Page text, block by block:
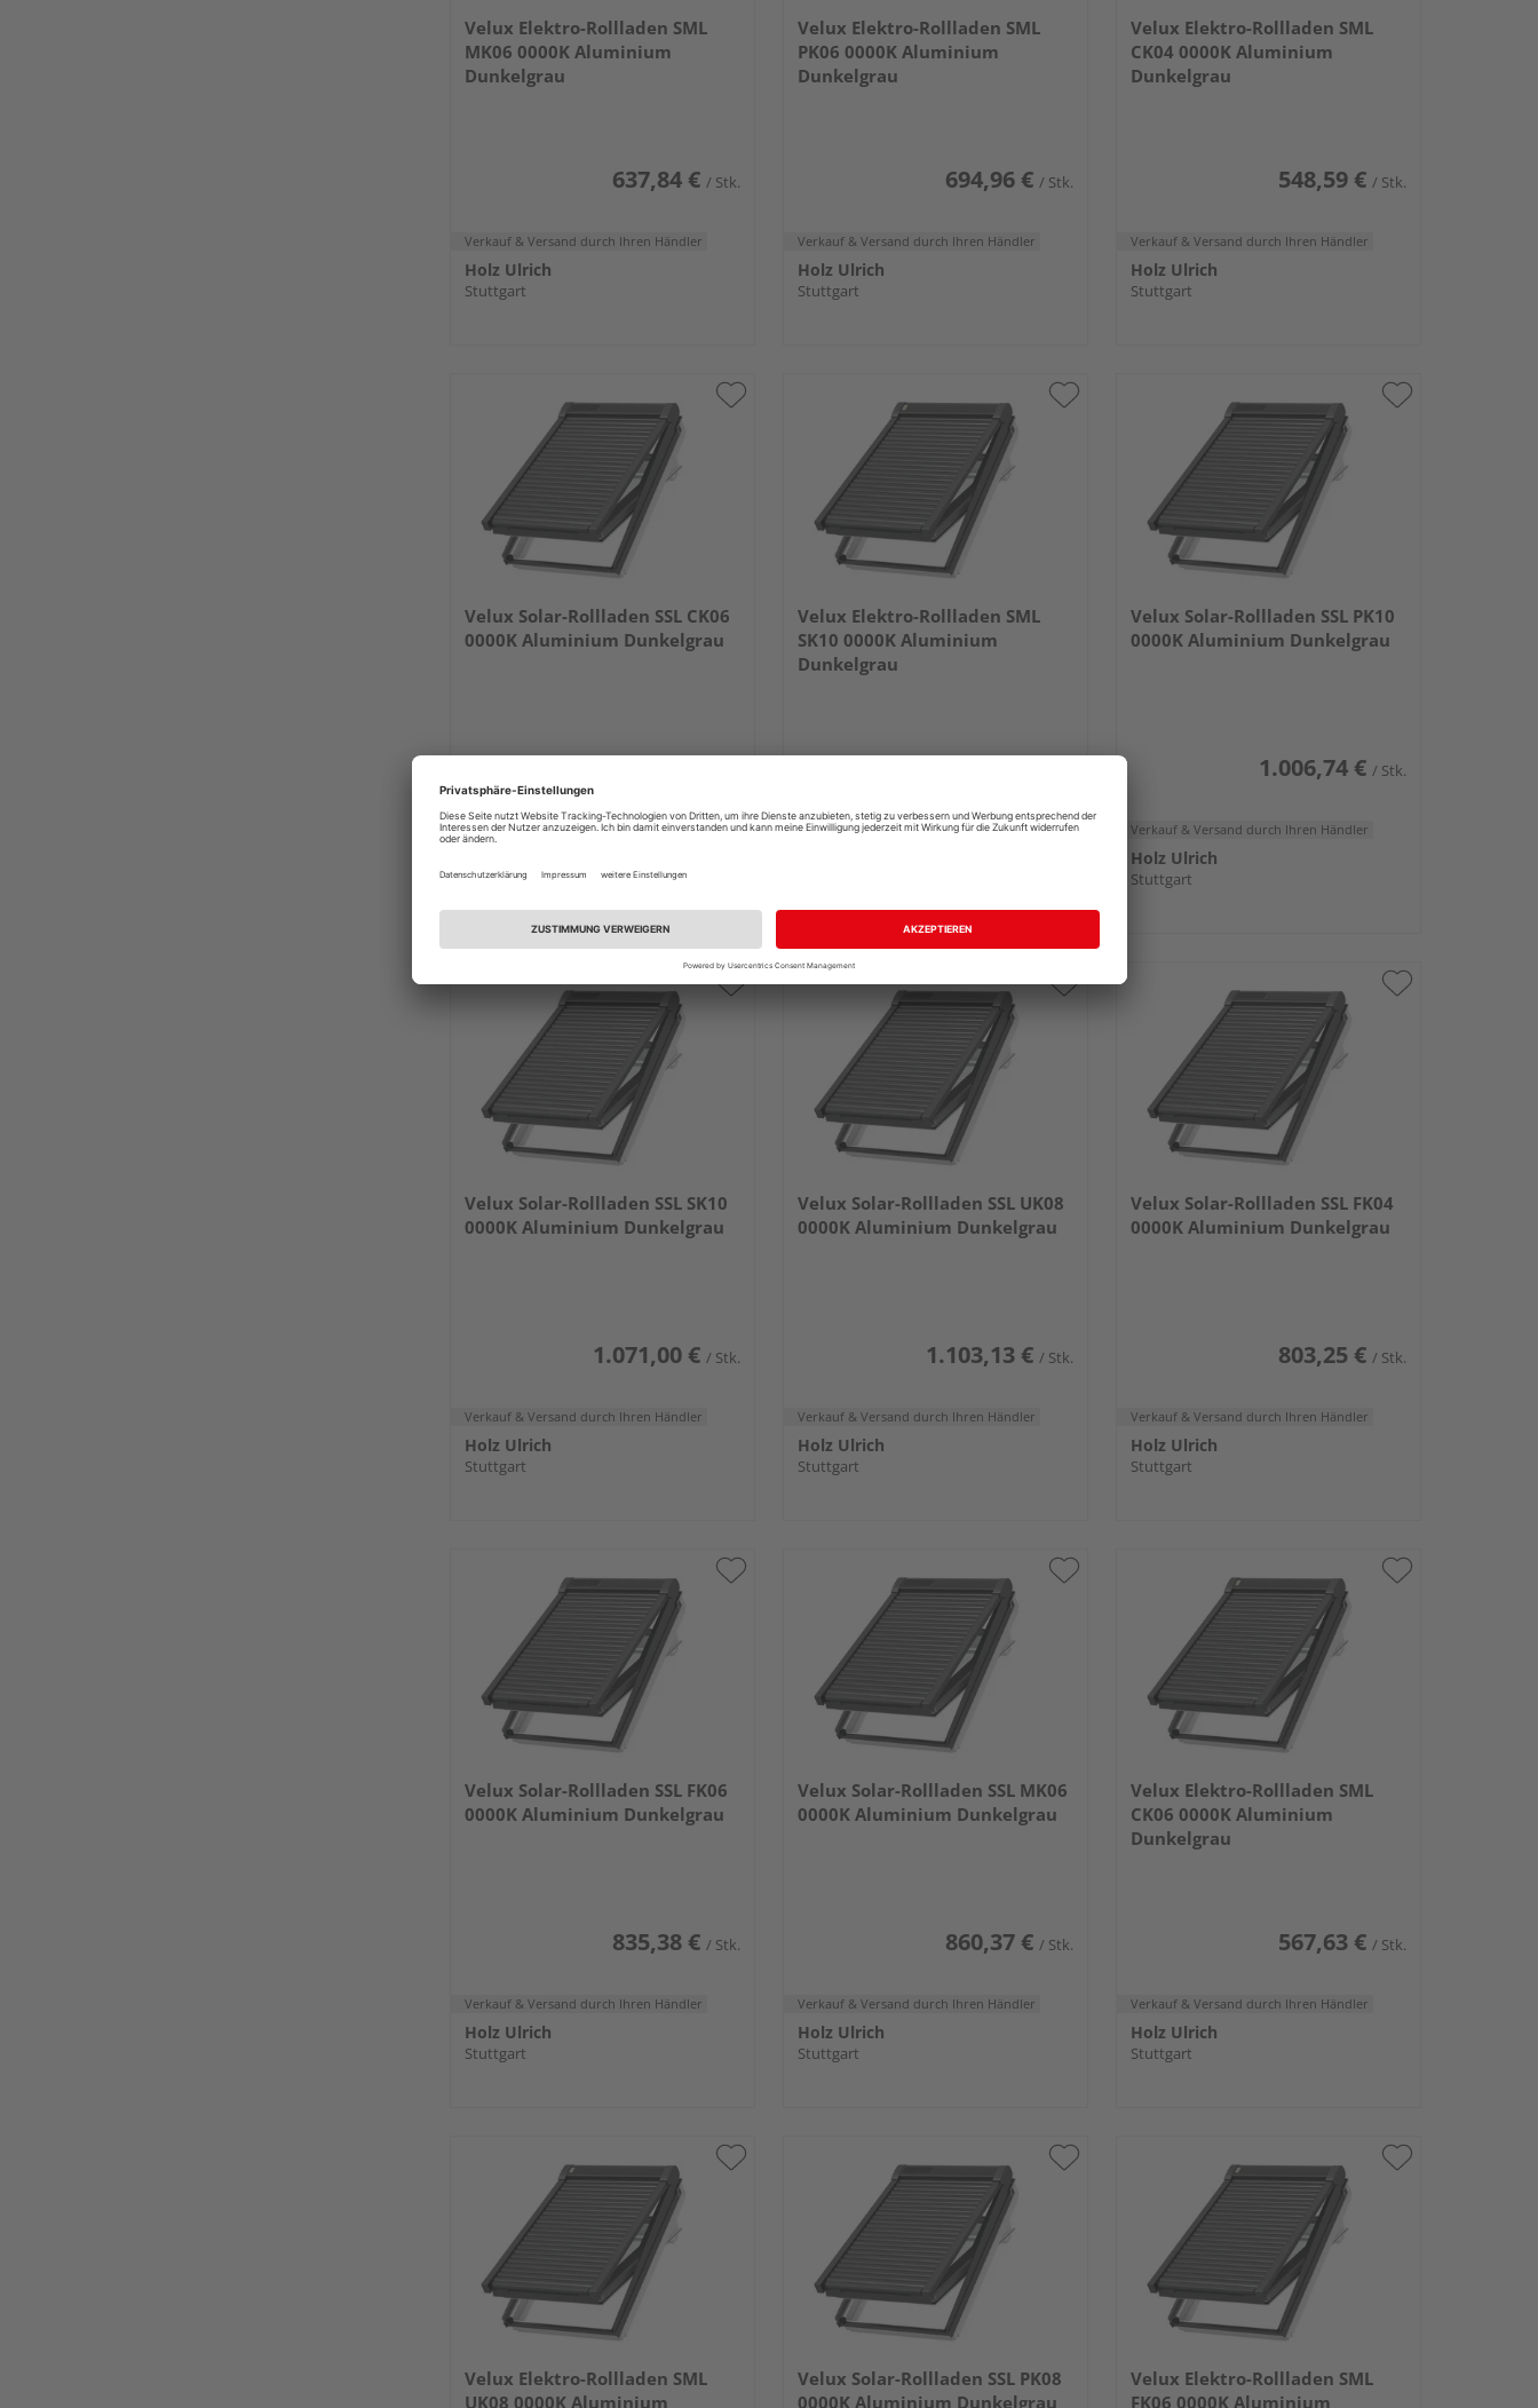
Velux Elektro-Rollladen SML
MK06 0000K Aluminium
Dunkelgrau
637,84 € / Stk.
Verkauf & Versand durch Ihren Händler
Holz Ulrich
Stuttgart
Velux Elektro-Rollladen SML
PK06 0000K Aluminium
Dunkelgrau
694,96 € / Stk.
Verkauf & Versand durch Ihren Händler
Holz Ulrich
Stuttgart
Velux Elektro-Rollladen SML
CK04 0000K Aluminium
Dunkelgrau
548,59 € / Stk.
Verkauf & Versand durch Ihren Händler
Holz Ulrich
Stuttgart
Velux Solar-Rollladen SSL CK06
0000K Aluminium Dunkelgrau
Verkauf & Versanddurch Ihren Händler
Stuttgart
Velux Elektro-Rollladen SML
SK10 0000K Aluminium
Dunkelgrau
Verkauf & Versanddurch Ihren Händler
Velux Solar-Rollladen SSL PK10
0000K Aluminium Dunkelgrau
1.006,74 € / Stk.
Verkauf & Versand durch Ihren Händler
Holz Ulrich
Stuttgart
Velux Solar-Rollladen SSL SK10
0000K Aluminium Dunkelgrau
1.071,00 € / Stk.
Verkauf & Versand durch Ihren Händler
Holz Ulrich
Stuttgart
Velux Solar-Rollladen SSL UK08
0000K Aluminium Dunkelgrau
1.103,13 € / Stk.
Verkauf & Versand durch Ihren Händler
Holz Ulrich
Stuttgart
Velux Solar-Rollladen SSL FK04
0000K Aluminium Dunkelgrau
803,25 € / Stk.
Verkauf & Versand durch Ihren Händler
Holz Ulrich
Stuttgart
Velux Solar-Rollladen SSL FK06
0000K Aluminium Dunkelgrau
835,38 € / Stk.
Verkauf & Versand durch Ihren Händler
Holz Ulrich
Stuttgart
Velux Solar-Rollladen SSL MK06
0000K Aluminium Dunkelgrau
860,37 € / Stk.
Verkauf & Versand durch Ihren Händler
Holz Ulrich
Stuttgart
Velux Elektro-Rollladen SML
CK06 0000K Aluminium
Dunkelgrau
567,63 € / Stk.
Verkauf & Versand durch Ihren Händler
Holz Ulrich
Stuttgart
Velux Elektro-Rollladen SML
UK08 0000K Aluminium
Velux Solar-Rollladen SSL PK08
0000K Aluminium Dunkelgrau
Velux Elektro-Rollladen SML
FK06 0000K Aluminium